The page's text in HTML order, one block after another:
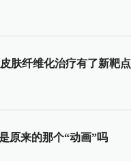
肤纤维化治疗有了新靶点
原来的那个“动画”吗